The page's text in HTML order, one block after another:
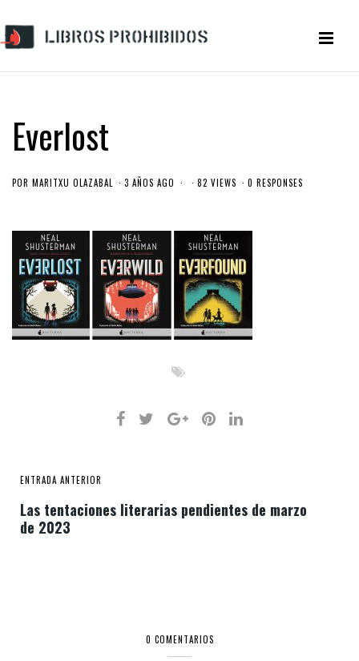
Everlost
POR MARITXU OLAZABAL 3 AÑOS AGO 82 VIEWS 0 RESPONSES
ENTRADA ANTERIOR
Las tentaciones literarias pendientes de marzo
de 2023
0 COMENTARIOS